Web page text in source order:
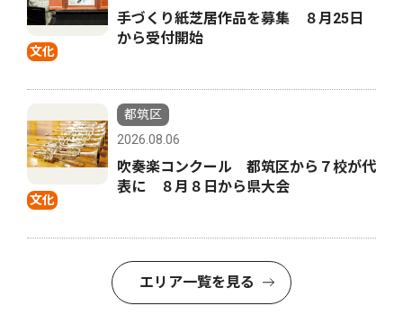
文化
手づくり紙芝居作品を募集 ８月25日
から受付開始
文化
都筑区
2026.08.06
吹奏楽コンクール 都筑区から７校が代
表に ８月８日から県大会
エリア一覧を見る